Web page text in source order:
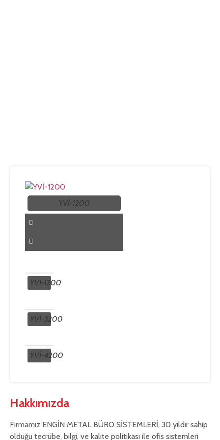
YVİ-1200
YVİ-1200
YVİ-3200
YVİ-4200
Hakkımızda
Firmamız ENGİN METAL BÜRO SİSTEMLERİ, 30 yıldır sahip
olduğu tecrübe, bilgi, ve kalite politikası ile ofis sistemleri